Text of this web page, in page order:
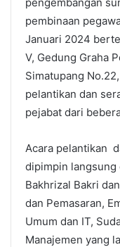
pembinaan
Januari 2024
V, Gedung Graha
Simatupang
pelantikan dan
pejabat dari
Acara pelantikan
dipimpin
Bakhrizal Bakri
dan Pemasaran,
Umum dan IT,
Manajemen yang